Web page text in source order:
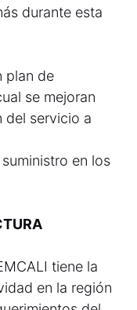
durante esta
plan de
se mejoran
del servicio a
en los
tiene la
en la región